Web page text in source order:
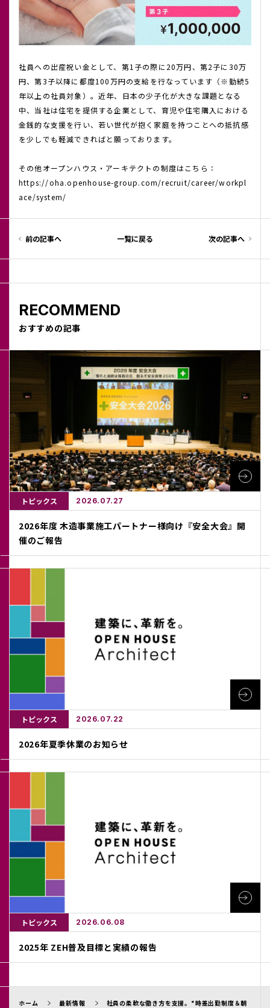
社員への出産祝い金として、第1子の際に20万円、第2子に30万
円、第3子以降に都度100万円の支給を行なっています（※勤続5
年以上の社員対象）。近年、日本の少子化が大きな課題となる
中、当社は住宅を提供する企業として、育児や住宅購入における
金銭的な支援を行い、若い世代が抱く家庭を持つことへの抵抗感
を少しでも軽減できればと願っております。
その他オープンハウス・アーキテクトの制度はこちら：
https://oha.openhouse-group.com/recruit/career/workpl
ace/system/
前の記事へ 一覧に戻る 次の記事へ
RECOMMEND
おすすめの記事
トピックス 2026.07.27
2026年度 木造事業施工パートナー様向け『安全大会』開
催のご報告
トピックス 2026.07.22
2026年夏季休業のお知らせ
トピックス 2026.06.08
2025年 ZEH普及目標と実績の報告
ホーム 最新情報 社員の柔軟な働き方を支援。“時差出勤制度＆朝